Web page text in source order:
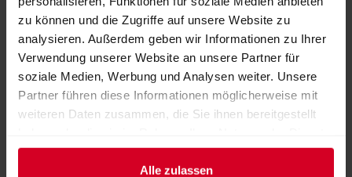
zu können und die Zugriffe auf unsere Website zu
analysieren. Außerdem geben wir Informationen zu Ihrer
Verwendung unserer Website an unsere Partner für
soziale Medien, Werbung und Analysen weiter. Unsere
Partner führen diese Informationen möglicherweise mit
weiteren Daten zusammen, die Sie ihnen bereitgestellt
gesammelt haben.
Alle zulassen
Facebook YouTube LinkedIn
WEBSEITE